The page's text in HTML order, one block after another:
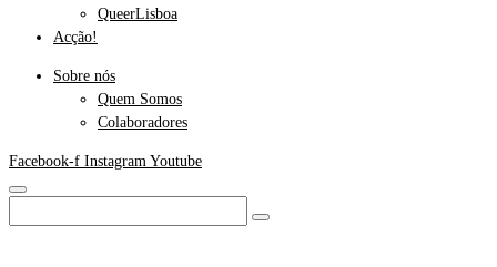
QueerLisboa
Acção!
Sobre nós
Quem Somos
Colaboradores
Facebook-f Instagram Youtube